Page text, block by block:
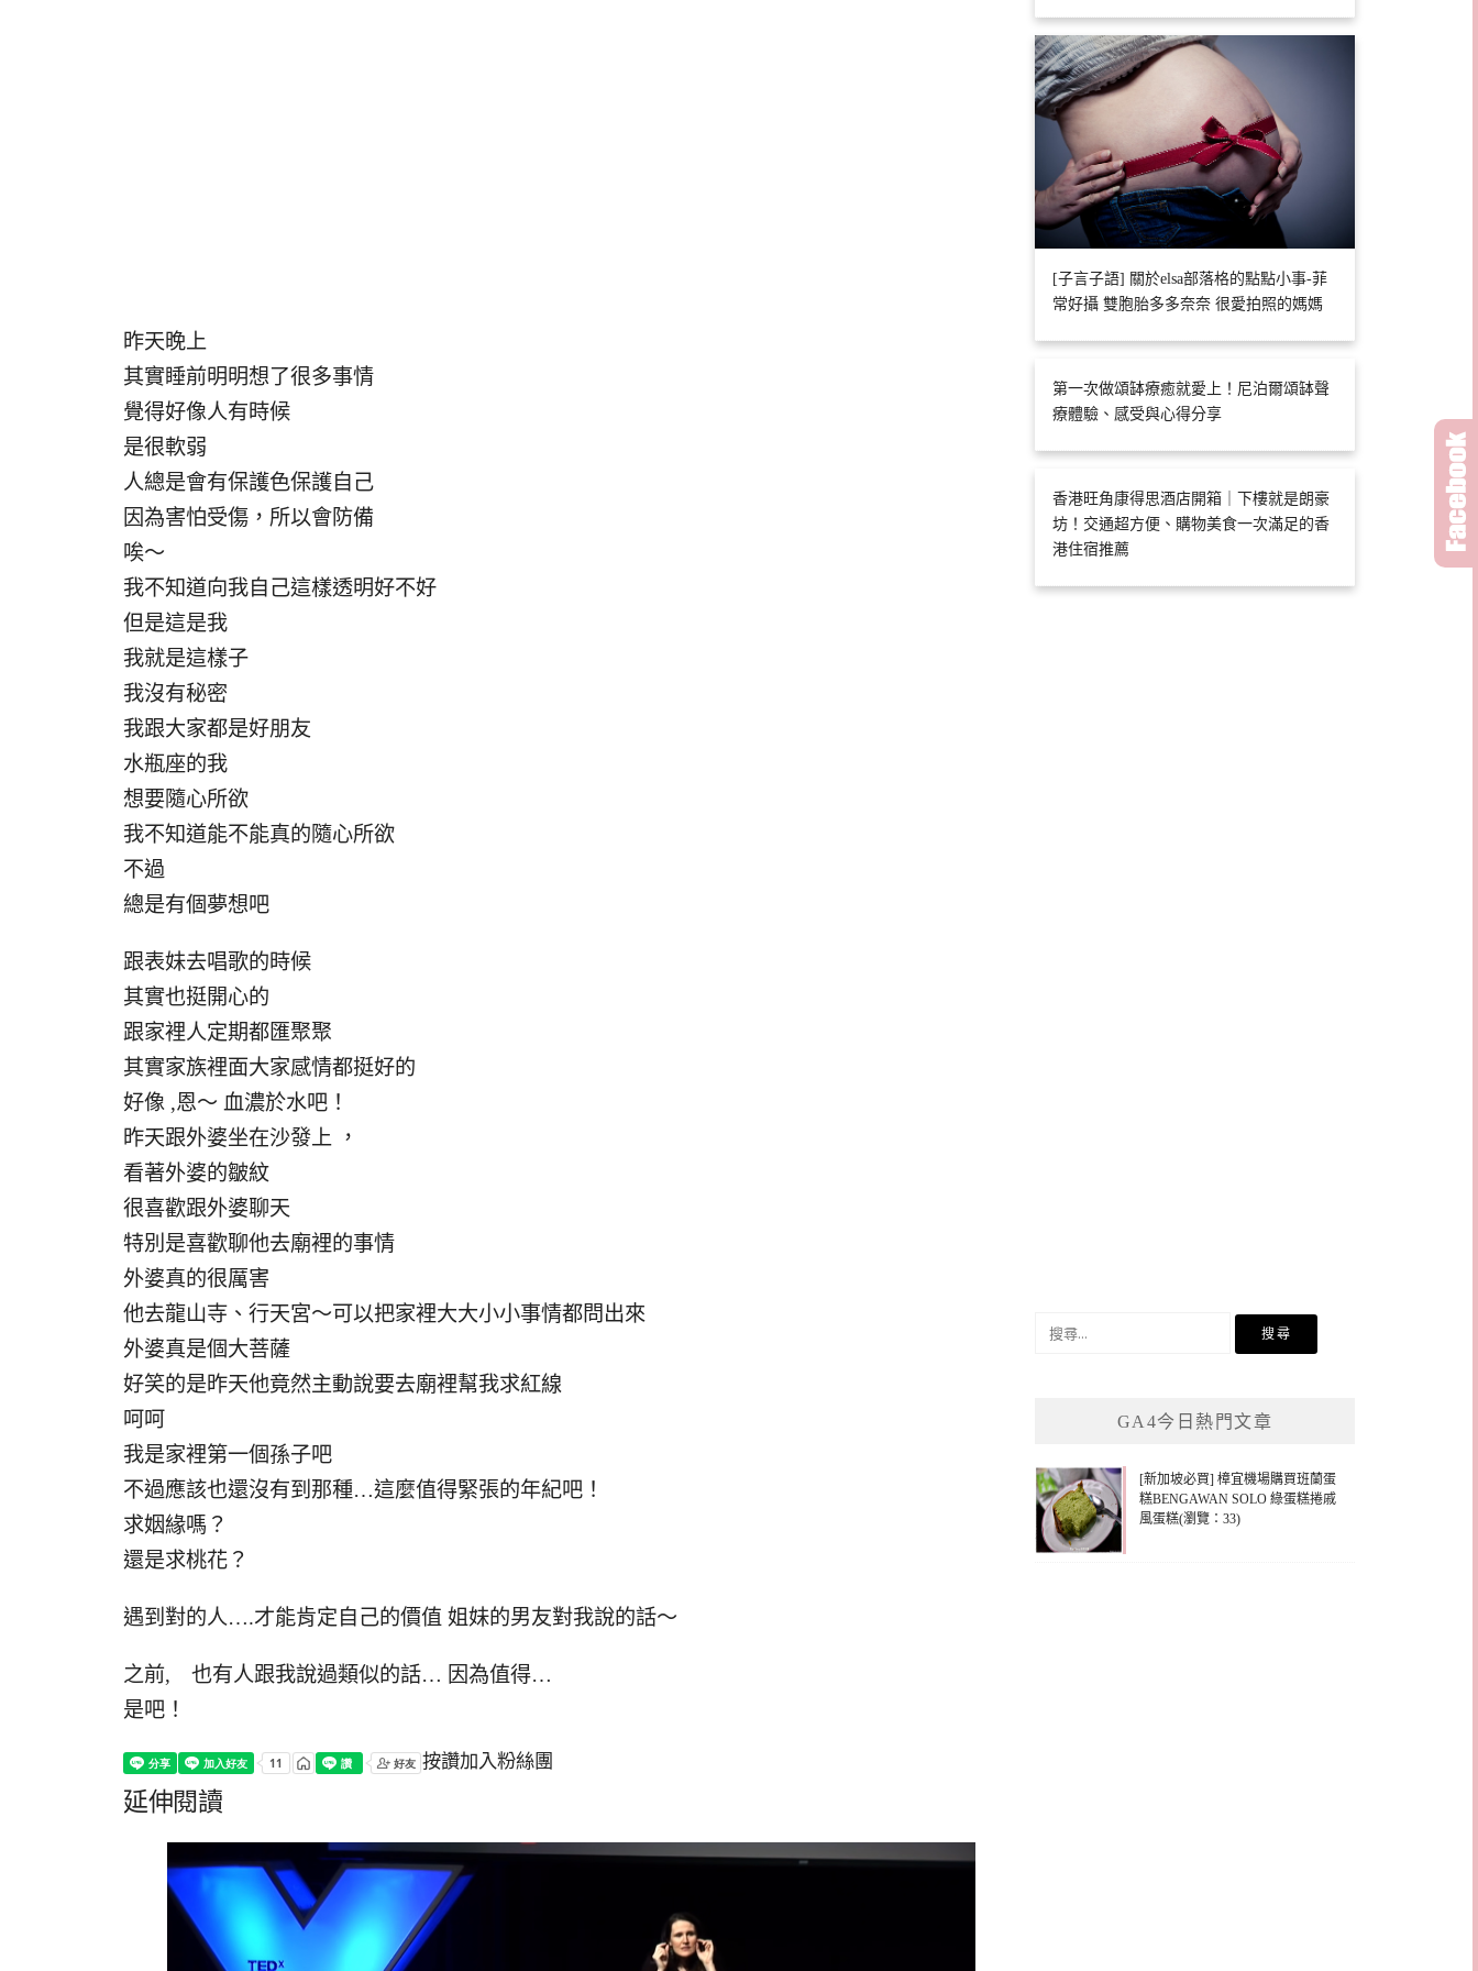
昨天晚上
其實睡前明明想了很多事情
覺得好像人有時候
是很軟弱
人總是會有保護色保護自己
因為害怕受傷，所以會防備
唉～
我不知道向我自己這樣透明好不好
但是這是我
我就是這樣子
我沒有秘密
我跟大家都是好朋友
水瓶座的我
想要隨心所欲
我不知道能不能真的隨心所欲
不過
總是有個夢想吧
跟表妹去唱歌的時候
其實也挺開心的
跟家裡人定期都匯聚聚
其實家族裡面大家感情都挺好的
好像 ,恩～ 血濃於水吧！
昨天跟外婆坐在沙發上 ，
看著外婆的皺紋
很喜歡跟外婆聊天
特別是喜歡聊他去廟裡的事情
外婆真的很厲害
他去龍山寺、行天宮～可以把家裡大大小小事情都問出來
外婆真是個大菩薩
好笑的是昨天他竟然主動說要去廟裡幫我求紅線
呵呵
我是家裡第一個孫子吧
不過應該也還沒有到那種…這麼值得緊張的年紀吧！
求姻緣嗎？
還是求桃花？
遇到對的人….才能肯定自己的價值 姐妹的男友對我說的話～
之前, 也有人跟我說過類似的話… 因為值得…
是吧！
按讚加入粉絲團
延伸閱讀
[子言子語] 關於elsa部落格的點點小事-菲
常好攝 雙胞胎多多奈奈 很愛拍照的媽媽
第一次做頌缽療癒就愛上！尼泊爾頌缽聲
療體驗、感受與心得分享
香港旺角康得思酒店開箱｜下樓就是朗豪
坊！交通超方便、購物美食一次滿足的香
港住宿推薦
GA4今日熱門文章
[新加坡必買] 樟宜機場購買班蘭蛋
糕BENGAWAN SOLO 綠蛋糕捲戚
風蛋糕(瀏覽：33)